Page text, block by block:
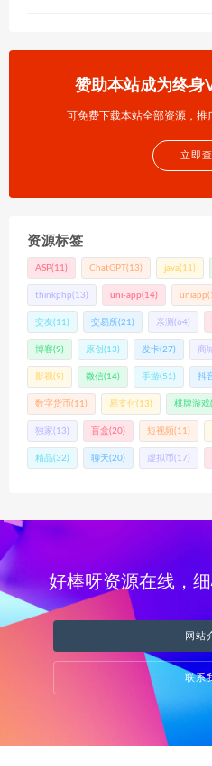
赞助本站成为终身
可免费下载本站全部资源，推
立即
资源标签
ASP(11) ChatGPT(13) java(11)
thinkphp(13) uni-app(14) uniapp
交友(11) 交易所(21) 亲测 (64)
博客(9) 原创 (13) 发卡(27) 商
影视(9) 微信(14) 手游(51) 抖
数字货币(11) 易支付(13) 棋牌游戏
独家(13) 盲盒(20) 短视频(11)
精品(32) 聊天(20) 虚拟币(17)
好棒呀资源在线，
网站
联系